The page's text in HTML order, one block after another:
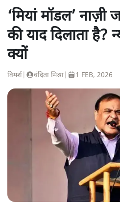
‘मियां मॉडल’ नाज़ी
की याद दिलाता है?
क्यों
विमर्श वंदिता मिश्रा 1 FEB, 2026